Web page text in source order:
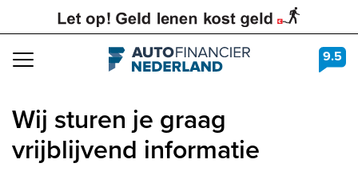
Navigation 9.5
Wij sturen je graag
vrijblijvend informatie